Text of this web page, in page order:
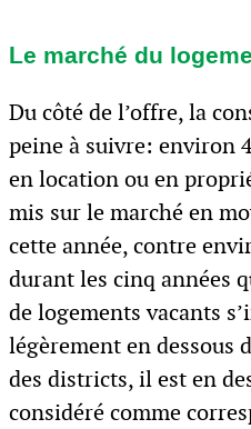
Le marché du
Du côté de l’offre, la
peine à suivre: environ
en location ou en
mis sur le marché en
cette année, contre
durant les cinq années
de logements vacants
légèrement en dessous
des districts, il est en
considéré comme